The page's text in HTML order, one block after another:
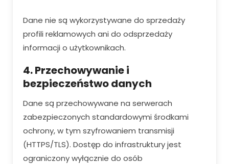
Dane nie są wykorzystywane do sprzedaży
profili reklamowych ani do odsprzedaży
informacji o użytkownikach.
4. Przechowywanie i
bezpieczeństwo danych
Dane są przechowywane na serwerach
zabezpieczonych standardowymi środkami
ochrony, w tym szyfrowaniem transmisji
(HTTPS/TLS). Dostęp do infrastruktury jest
ograniczony wyłącznie do osób